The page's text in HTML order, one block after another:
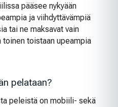
pääsee nykyään
ja viihdyttävämpiä
tai ne maksavat vain
toinen toistaan upeampia
pelataan?
peleistä on mobiili- sekä